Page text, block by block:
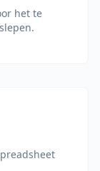
het te